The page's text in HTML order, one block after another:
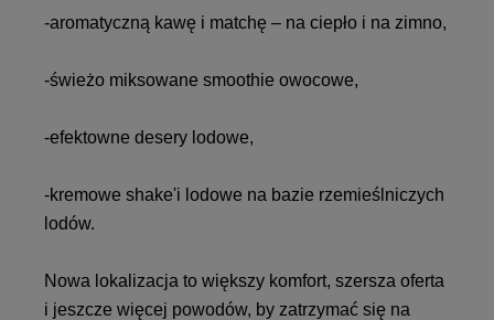
-aromatyczną kawę i matchę – na ciepło i na zimno,
-świeżo miksowane smoothie owocowe,
-efektowne desery lodowe,
-kremowe shake'i lodowe na bazie rzemieślniczych
lodów.
Nowa lokalizacja to większy komfort, szersza oferta
i jeszcze więcej powodów, by zatrzymać się na